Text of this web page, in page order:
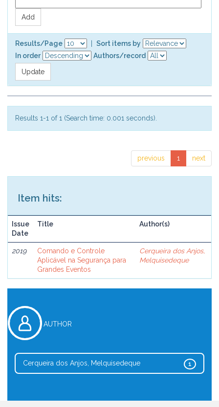
Results/Page
Sort items by
In order
Authors/record
Results 1-1 of 1 (Search time: 0.001 seconds).
previous 1 next
Item hits:
Issue
Date
Title Author(s)
2019
Comando e Controle
Aplicável na Segurança para
Grandes Eventos
Cerqueira dos Anjos,
Melquisedeque
AUTHOR
1
Cerqueira dos Anjos, Melquisedeque